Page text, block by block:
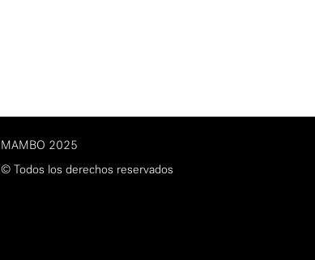
MAMBO 2025
© Todos los derechos reservados